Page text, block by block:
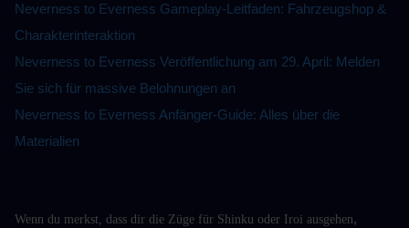
Neverness to Everness Gameplay-Leitfaden: Fahrzeugshop &
Charakterinteraktion
Neverness to Everness Veröffentlichung am 29. April: Melden
Sie sich für massive Belohnungen an
Neverness to Everness Anfänger-Guide: Alles über die
Materialien
Wenn du merkst, dass dir die Züge für Shinku oder Iroi ausgehen,